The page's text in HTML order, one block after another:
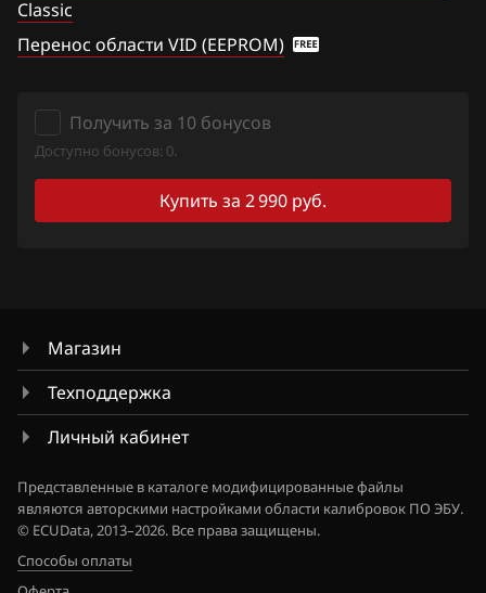
Extreme moto
FAW
Fiat
Ford
Genesis
GMC
Great Wall
Groz
Haima
Presage
Qashqai, Dualis, Rogue
Quest
Sunny
Teana (J31)
Teana (L33)
Classic
Перенос области VID (EEPROM)
Получить за 10 бонусов
Доступно бонусов: 0.
Купить за 2 990 руб.
Магазин
Техподдержка
Личный кабинет
Представленные в каталоге модифицированные файлы
являются авторскими настройками области калибровок ПО ЭБУ.
© ECUData, 2013–2026. Все права защищены.
Способы оплаты